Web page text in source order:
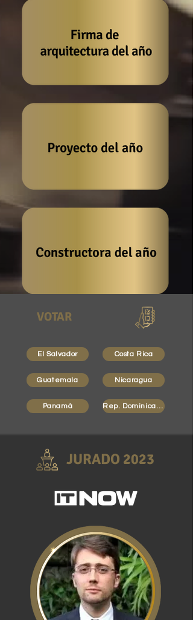
VOTAR
El Salvador Costa Rica
Guatemala Nicaragua
Panamá Rep. Dominicana
JURADO 2023